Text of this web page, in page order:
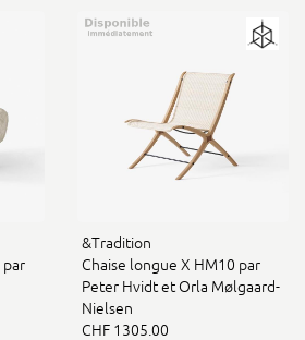
par
&Tradition
Chaise longue X HM10 par
Peter Hvidt et Orla Mølgaard-
Nielsen
CHF 1305.00